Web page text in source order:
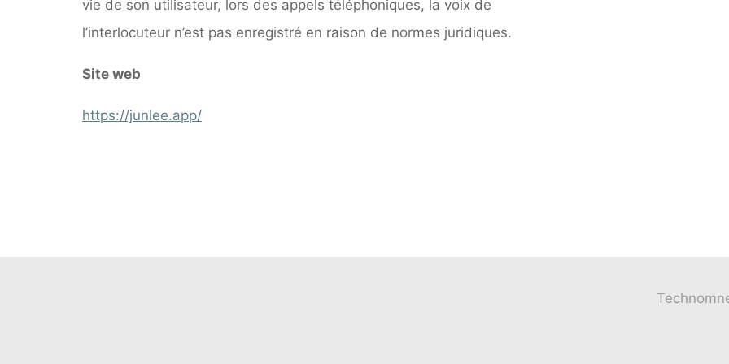
vie de son utilisateur, lors des appels téléphoniques, la voix de
l’interlocuteur n’est pas enregistré en raison de normes juridiques.
Site web
https://junlee.app/